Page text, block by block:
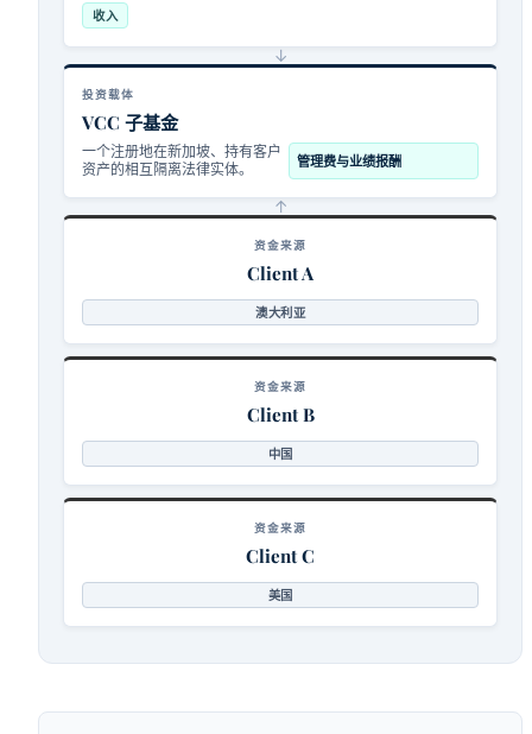
收入
↓
投资载体
VCC 子基金
一个注册地在新加坡、持有客户
资产的相互隔离法律实体。
管理费与业绩报酬
↑
资金来源
Client A
澳大利亚
资金来源
Client B
中国
资金来源
Client C
美国